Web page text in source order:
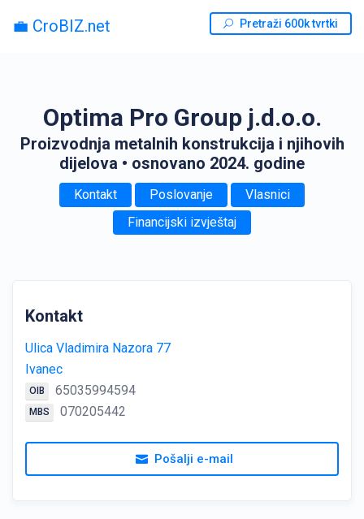
💼 CroBIZ.net Pretraži 600k tvrtki
Optima Pro Group j.d.o.o.
Proizvodnja metalnih konstrukcija i njihovih
dijelova • osnovano 2024. godine
Kontakt Poslovanje
Vlasnici
Financijski izvještaj
Kontakt
Ulica Vladimira Nazora 77
Ivanec
OIB 65035994594
MBS 070205442
Pošalji e-mail